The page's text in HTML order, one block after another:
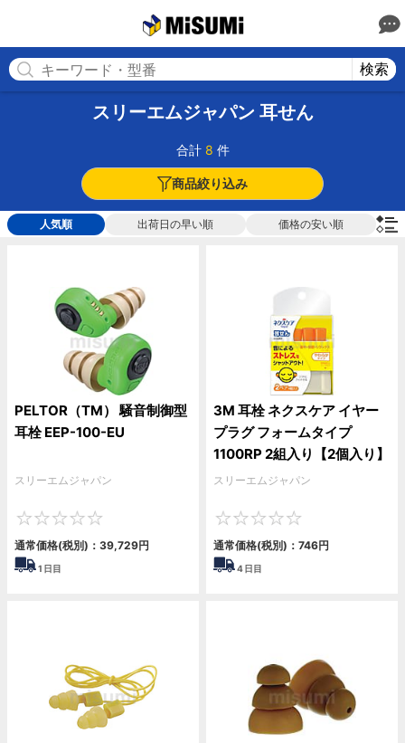
検索
スリーエムジャパン 耳せん
合計 8 件
商品絞り込み
人気順 出荷日の早い順 価格の安い順
PELTOR（TM） 騒音制御型
耳栓 EEP-100-EU
スリーエムジャパン
通常価格(税別)： 39,729円
1 日目
3M 耳栓 ネクスケア イヤー
プラグ フォームタイプ
1100RP 2組入り【2個入り】
スリーエムジャパン
通常価格(税別)： 746円
4日目